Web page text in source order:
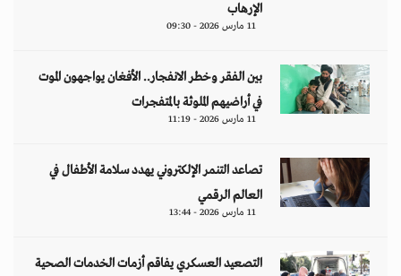
الإرهاب
11 مارس 2026 - 09:30
بين الفقر وخطر الانفجار.. الأفغان يواجهون الموت
في أراضيهم الملوثة بالمتفجرات
11 مارس 2026 - 11:19
تصاعد التنمر الإلكتروني يهدد سلامة الأطفال في
العالم الرقمي
11 مارس 2026 - 13:44
التصعيد العسكري يفاقم أزمات الخدمات الصحية